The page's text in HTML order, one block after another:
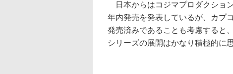
日本からはコジマプロダクショ
年内発売を発表しているが、カプ
発売済みであることも考慮すると
シリーズの展開はかなり積極的に思